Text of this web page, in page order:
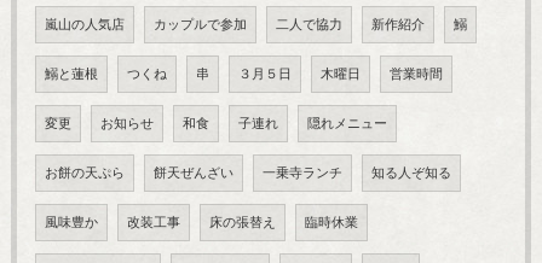
嵐山の人気店 カップルで参加 二人で協力 新作紹介 鰯
鰯と蓮根 つくね 串 ３月５日 木曜日 営業時間
変更 お知らせ 和食 子連れ 隠れメニュー
お餅の天ぷら 餅天ぜんざい 一乗寺ランチ 知る人ぞ知る
風味豊か 改装工事 床の張替え 臨時休業